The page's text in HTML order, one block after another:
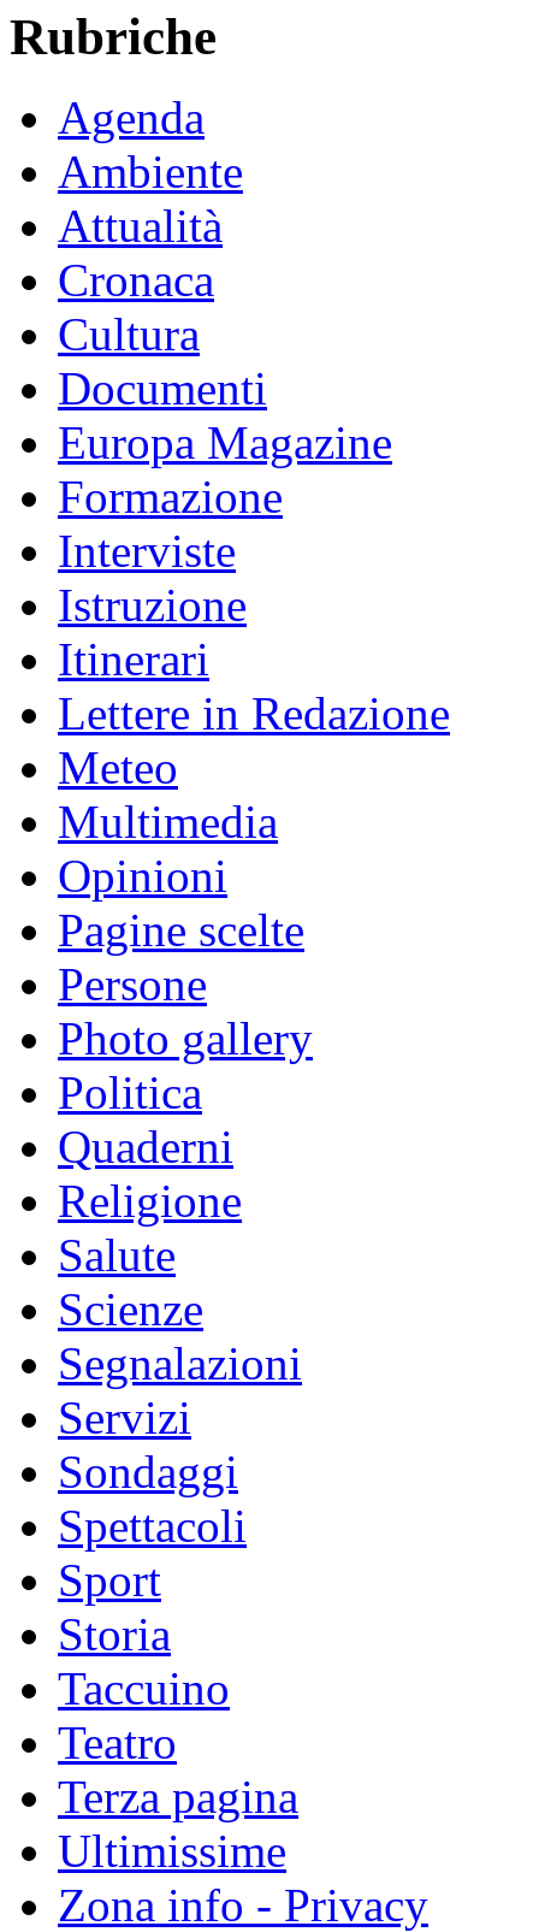
Rubriche
Agenda
Ambiente
Attualità
Cronaca
Cultura
Documenti
Europa Magazine
Formazione
Interviste
Istruzione
Itinerari
Lettere in Redazione
Meteo
Multimedia
Opinioni
Pagine scelte
Persone
Photo gallery
Politica
Quaderni
Religione
Salute
Scienze
Segnalazioni
Servizi
Sondaggi
Spettacoli
Sport
Storia
Taccuino
Teatro
Terza pagina
Ultimissime
Zona info - Privacy